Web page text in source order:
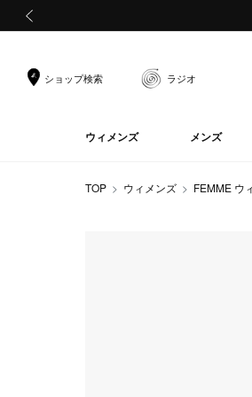
ショップ検索 ラジオ
ウィメンズ メンズ
TOP ウィメンズ FEMME ウ